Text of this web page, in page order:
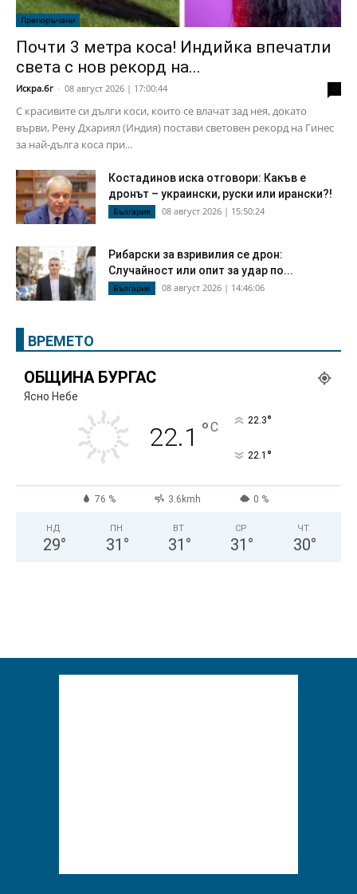
Препоръчани
Почти 3 метра коса! Индийка впечатли
света с нов рекорд на...
Искра.бг - 08 август 2026 | 17:00:44
С красивите си дълги коси, които се влачат зад нея, докато
върви, Рену Дхариял (Индия) постави световен рекорд на Гинес
за най-дълга коса при...
Костадинов иска отговори: Какъв е
дронът – украински, руски или ирански?!
България 08 август 2026 | 15:50:24
Рибарски за взривилия се дрон:
Случайност или опит за удар по...
България 08 август 2026 | 14:46:06
ВРЕМЕТО
ОБЩИНА БУРГАС
Ясно Небе
22.1 °C 22.3°
22.1 °
76 % 3.6kmh 0 %
НД
29°
ПН
31 °
ВТ
31 °
СР
31 °
ЧТ
30°